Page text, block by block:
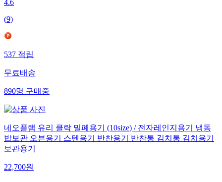
4.6
(9)
537적립
무료배송
890명구매중
네오플램 유리 클락 밀폐용기 (10size) / 전자레인지용기 냉동
밥보관 오븐용기 스텐용기 반찬용기 반찬통 김치통 김치용기
보관용기
22,700원